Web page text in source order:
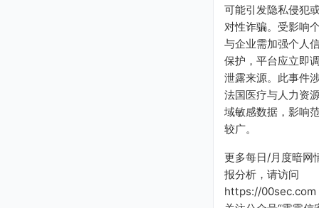
可能引发隐私侵犯
对性诈骗。受影响
与企业需加强个人
保护，平台应立即
泄露来源。此事件
法国医疗与人力资
域敏感数据，影响
较广。
更多每日/月度暗网
报分析，请访问
https://00sec.com